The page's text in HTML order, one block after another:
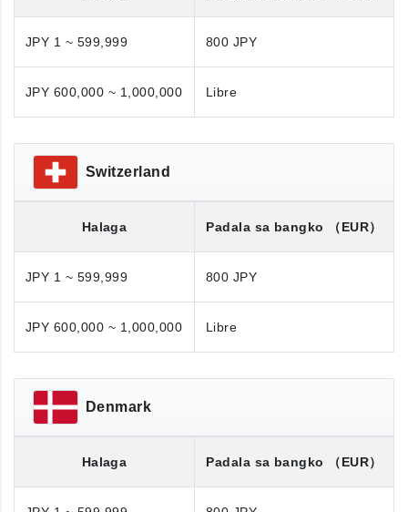
JPY 1 ~ 599,999 800 JPY
JPY 600,000 ~ 1,000,000 Libre
Switzerland
Halaga Padala sa bangko （EUR）
JPY 1 ~ 599,999 800 JPY
JPY 600,000 ~ 1,000,000 Libre
Denmark
Halaga Padala sa bangko （EUR）